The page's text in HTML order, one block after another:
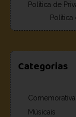
Política de
Categorias
Músicais